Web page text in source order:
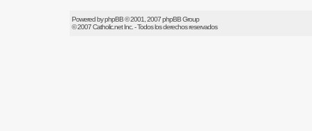
Powered byphpBB© 2001, 2007 phpBB Group
© 2007Catholic.netInc. - Todos los derechos reservados